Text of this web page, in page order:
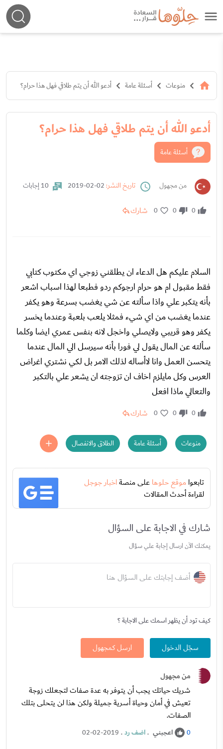
منوعات أسئلة عامة أدعو الله أن يتم طلاقي فهل هذا حرام؟
أدعو الله أن يتم طلاقي فهل هذا حرام؟
أسئلة عامة
من مجهول تاريخ النشر: 10 إجابات
0
0
0 شارك
السلام عليكم هل الدعاء ان يطلقني زوجي اي مكتوب كتابي
فقط مقبول ام هو حرام ارجوكم ردو فطبعا لهذا اسباب اشعر
بأنه يتكبر علي واذا سألته عن شي يغضب بسرعة وهو يكفر
عندما يغضب من اي شيء فمثلا يلعب بلعبة وعندما يخسر
يكفر وهو قريبي ولايصلي واخجل لانه بنفس عمري ايضا وكلما
سألته عن المال يقول لي فورا بأنه سيرسل الي المال عندما
يتحسن العمل وانا لاأساله لذلك الامر بل لكي نشتري اغراض
العرس وكل مايلزم اخاف ان تزوجته ان يشعر علي بالتكبر
والتعالي ماذا افعل
0
0
0 شارك
منوعات أسئلة عامة الطلاق والانفصال
تابعواموقع حلوهاعلى منصةاخبار جوجل
لقراءة أحدث المقالات
شارك في الاجابة على السؤال
يمكنك الآن ارسال إجابة علي سؤال
أضف إجابتك على السؤال هنا
كيف تود أن يظهر اسمك على الاجابة ؟
سجّل الدخول ارسل كمجهول
من مجهول
شريك حياتك يجب أن يتوفر به عدة صفات لتجعلك زوجة
تعيش في أمان وحياة أسرية جميلة ولكن هذا لن يتحلى بتلك
الصفات.
0 اعجبني .اضف رد.
02-02-2019